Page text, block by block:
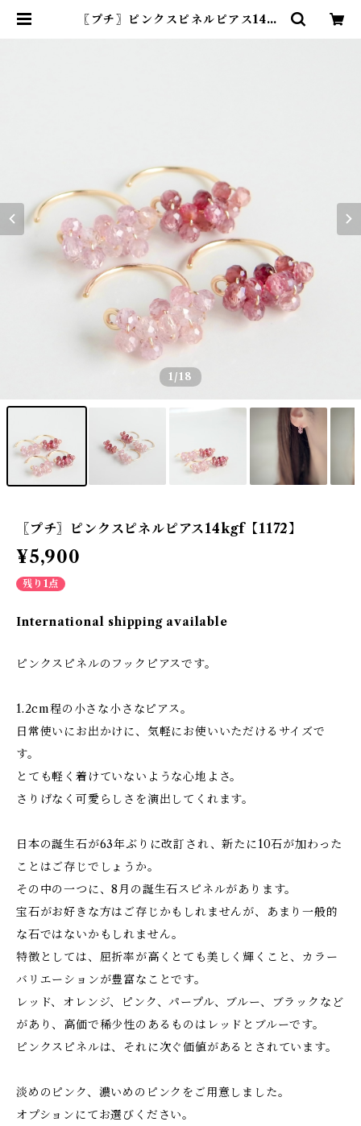
〖プチ〗ピンクスピネルピアス14kg
1 /18
〖プチ〗ピンクスピネルピアス14kgf【1172】
¥5,900
残り1点
International shipping available
ピンクスピネルのフックピアスです。
1.2cm程の小さな小さなピアス。
日常使いにお出かけに、気軽にお使いいただけるサイズで
す。
とても軽く着けていないような心地よさ。
さりげなく可愛らしさを演出してくれます。
日本の誕生石が63年ぶりに改訂され、新たに10石が加わった
ことはご存じでしょうか。
その中の一つに、8月の誕生石スピネルがあります。
宝石がお好きな方はご存じかもしれませんが、あまり一般的
な石ではないかもしれません。
特徴としては、屈折率が高くとても美しく輝くこと、カラー
バリエーションが豊富なことです。
レッド、オレンジ、ピンク、パープル、ブルー、ブラックなど
があり、高価で稀少性のあるものはレッドとブルーです。
ピンクスピネルは、それに次ぐ価値があるとされています。
淡めのピンク、濃いめのピンクをご用意しました。
オプションにてお選びください。